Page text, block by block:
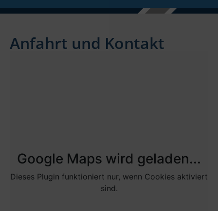
Anfahrt und Kontakt
Google Maps wird geladen...
Dieses Plugin funktioniert nur, wenn Cookies aktiviert
sind.